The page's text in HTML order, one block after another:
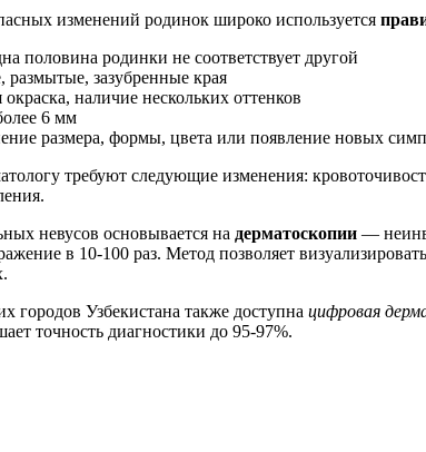
изменений родинок широко используется
половина родинки не соответствует другой
зазубренные края
наличие нескольких оттенков
6 мм
размера, формы, цвета или появление новых
требуют следующие изменения:
невусов основывается на дерматоскопии —
в 10-100 раз. Метод позволяет
Узбекистана также доступна цифровая
точность диагностики до 95-97%.